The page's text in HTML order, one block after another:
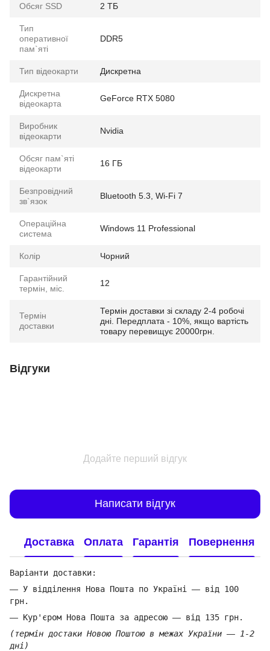
Обсяг SSD 2 ТБ
Тип
оперативної
пам`яті
DDR5
Тип відеокарти Дискретна
Дискретна
відеокарта
GeForce RTX 5080
Виробник
відеокарти
Nvidia
Обсяг пам`яті
відеокарти
16 ГБ
Безпровідний
зв`язок
Bluetooth 5.3, Wi-Fi 7
Операційна
система
Windows 11 Professional
Колір Чорний
Гарантійний
термін, міс.
12
Термін
доставки
Термін доставки зі складу 2-4 робочі
дні. Передплата - 10%, якщо вартість
товару перевищує 20000грн.
Відгуки
Додайте перший відгук
Написати відгук
Доставка Оплата Гарантія Повернення
Варіанти доставки:
— У відділення Нова Пошта по Україні — від 100
грн.
— Кур'єром Нова Пошта за адресою — від 135 грн.
(термін достаки Новою Поштою в межах України — 1-2
дні)